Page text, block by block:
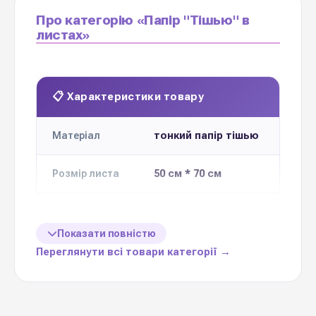
Про категорію «Папір "Тішью" в
листах»
📋 Характеристики товару
Матеріал тонкий папір тішью
Розмір листа 50 см * 70 см
листів в
Ціна вказана
Показати повністю
Переглянути всі товари категорії →